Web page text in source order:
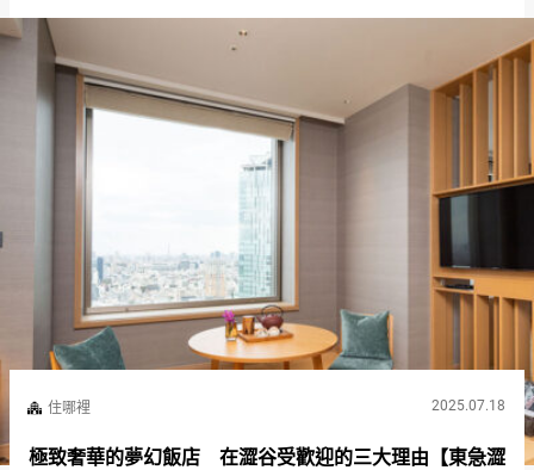
住哪裡 2025.07.18
極致奢華的夢幻飯店 在澀谷受歡迎的三大理由【東急澀